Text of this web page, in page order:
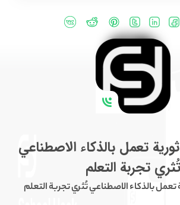
تعمل بالذكاء الاصطناعي
تُثري تجربة التعلم
تعمل بالذكاء الاصطناعي تُثري تجربة التعلم